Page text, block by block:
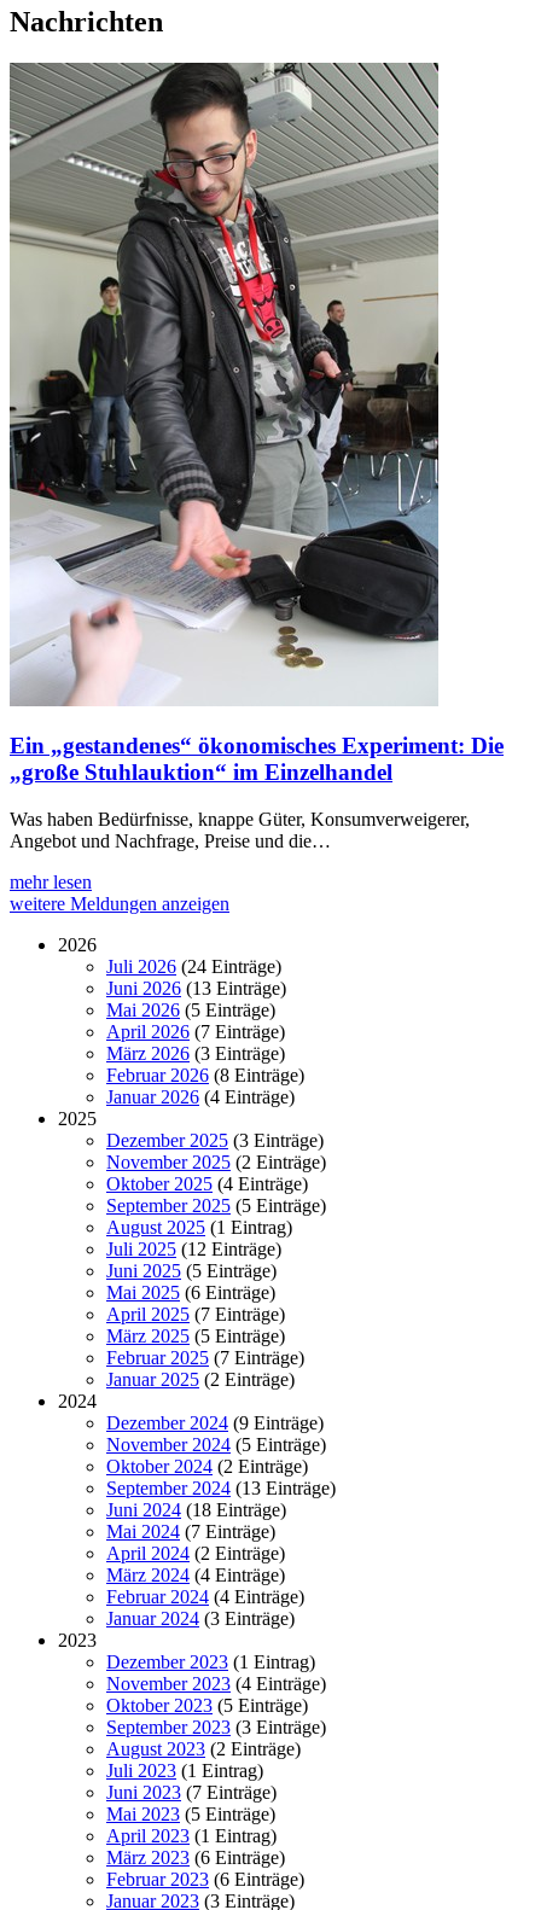
Nachrichten
Ein „gestandenes“ ökonomisches Experiment: Die
„große Stuhlauktion“ im Einzelhandel
Was haben Bedürfnisse, knappe Güter, Konsumverweigerer,
Angebot und Nachfrage, Preise und die…
mehr lesen
weitere Meldungen anzeigen
2026
Juli 2026 (24 Einträge)
Juni 2026 (13 Einträge)
Mai 2026 (5 Einträge)
April 2026 (7 Einträge)
März 2026 (3 Einträge)
Februar 2026 (8 Einträge)
Januar 2026 (4 Einträge)
2025
Dezember 2025 (3 Einträge)
November 2025 (2 Einträge)
Oktober 2025 (4 Einträge)
September 2025 (5 Einträge)
August 2025 (1 Eintrag)
Juli 2025 (12 Einträge)
Juni 2025 (5 Einträge)
Mai 2025 (6 Einträge)
April 2025 (7 Einträge)
März 2025 (5 Einträge)
Februar 2025 (7 Einträge)
Januar 2025 (2 Einträge)
2024
Dezember 2024 (9 Einträge)
November 2024 (5 Einträge)
Oktober 2024 (2 Einträge)
September 2024 (13 Einträge)
Juni 2024 (18 Einträge)
Mai 2024 (7 Einträge)
April 2024 (2 Einträge)
März 2024 (4 Einträge)
Februar 2024 (4 Einträge)
Januar 2024 (3 Einträge)
2023
Dezember 2023 (1 Eintrag)
November 2023 (4 Einträge)
Oktober 2023 (5 Einträge)
September 2023 (3 Einträge)
August 2023 (2 Einträge)
Juli 2023 (1 Eintrag)
Juni 2023 (7 Einträge)
Mai 2023 (5 Einträge)
April 2023 (1 Eintrag)
März 2023 (6 Einträge)
Februar 2023 (6 Einträge)
Januar 2023 (3 Einträge)